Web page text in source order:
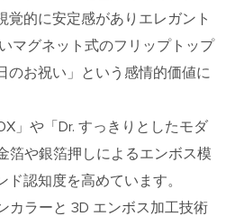
覚的に安定感がありエレガント
マグネット式のフリップトップ
のお祝い」という感情的価値に
」や「Dr. すっきりとしたモダ
箔や銀箔押しによるエンボス模
認知度を高めています。
カラーと 3D エンボス加工技術